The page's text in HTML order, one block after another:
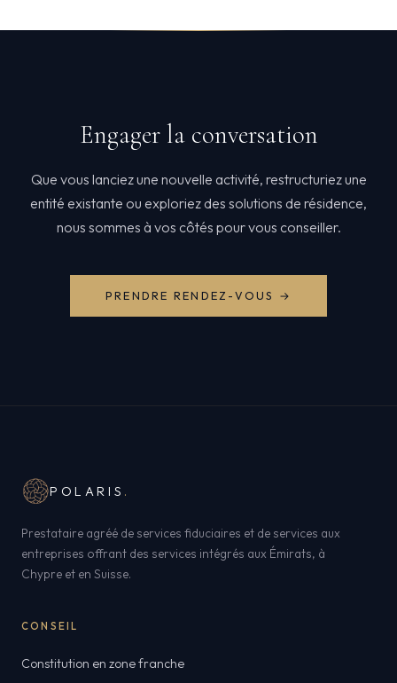
Engager la conversation
Que vous lanciez une nouvelle activité, restructuriez une
entité existante ou exploriez des solutions de résidence,
nous sommes à vos côtés pour vous conseiller.
PRENDRE RENDEZ-VOUS →
POLARIS .
Prestataire agréé de services fiduciaires et de services aux
entreprises offrant des services intégrés aux Émirats, à
Chypre et en Suisse.
CONSEIL
Constitution en zone franche